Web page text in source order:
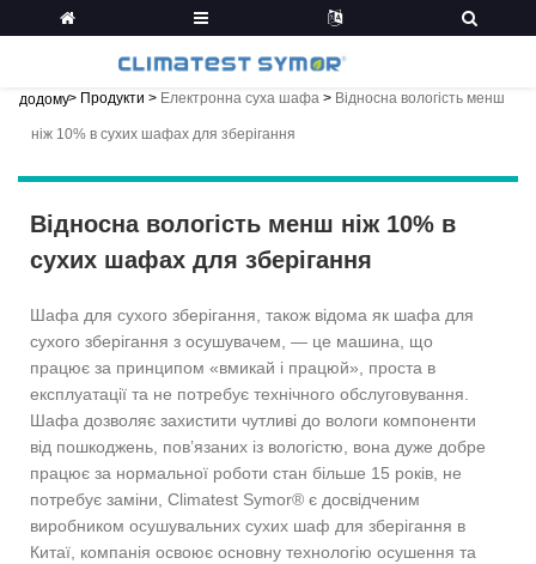
додому> Продукти > Електронна суха шафа > Відносна вологість менш
ніж 10% в сухих шафах для зберігання
Відносна вологість менш ніж 10% в
сухих шафах для зберігання
Шафа для сухого зберігання, також відома як шафа для
сухого зберігання з осушувачем, — це машина, що
працює за принципом «вмикай і працюй», проста в
експлуатації та не потребує технічного обслуговування.
Шафа дозволяє захистити чутливі до вологи компоненти
від пошкоджень, пов’язаних із вологістю, вона дуже добре
працює за нормальної роботи стан більше 15 років, не
потребує заміни, Climatest Symor® є досвідченим
виробником осушувальних сухих шаф для зберігання в
Китаї, компанія освоює основну технологію осушення та